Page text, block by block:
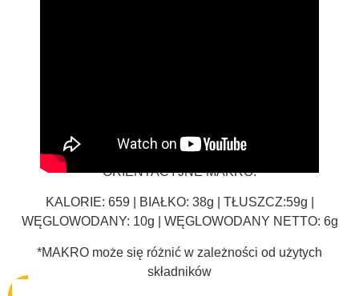
ORIENTACYJNE MAKRO:
KALORIE: 659 | BIAŁKO: 38g | TŁUSZCZ:59g |
WĘGLOWODANY: 10g | WĘGLOWODANY NETTO: 6g
*MAKRO może się różnić w zależności od użytych
składników